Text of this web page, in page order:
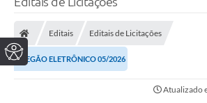
Editais Editais de Licitações
PREGÃO ELETRÔNICO 05/2026
Atualizado